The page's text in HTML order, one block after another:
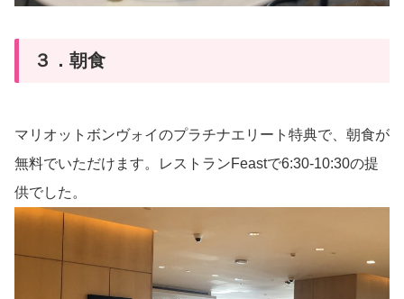
３．朝食
マリオットボンヴォイのプラチナエリート特典で、朝食が
無料でいただけます。レストランFeastで6:30-10:30の提
供でした。